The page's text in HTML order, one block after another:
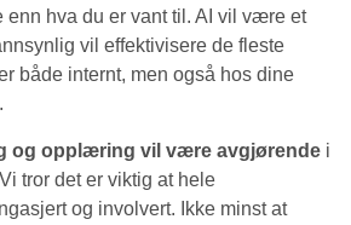
enn hva du er vant til. AI vil være et
vil effektivisere de fleste
både internt, men også hos dine
og opplæring vil være avgjørende i
tror det er viktig at hele
og involvert. Ikke minst at